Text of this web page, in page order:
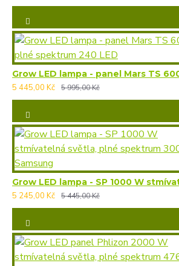
5 445,00 Kč
5 995,00 Kč
5 245,00 Kč
5 445,00 Kč